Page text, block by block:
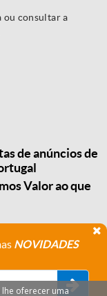
ou consultar a
de anúncios de
Valor ao que
NOVIDADES
oferecer uma